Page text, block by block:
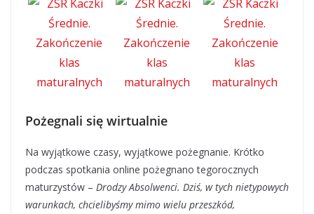
Pożegnali się wirtualnie
Na wyjątkowe czasy, wyjątkowe pożegnanie. Krótko
podczas spotkania online pożegnano tegorocznych
maturzystów – Drodzy Absolwenci. Dziś, w tych nietypowych
warunkach, chcielibyśmy mimo wielu przeszkód,